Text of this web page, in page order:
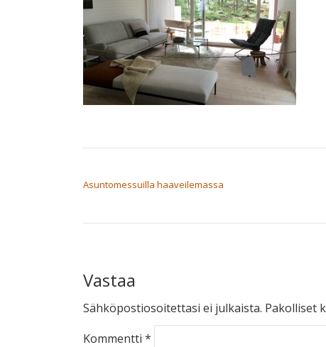
Asuntomessuilla haaveilemassa
Vastaa
Sähköpostiosoitettasi ei julkaista. Pakolliset
Kommentti *